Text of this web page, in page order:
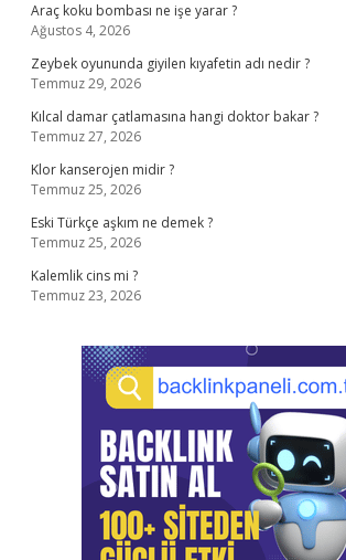
Araç koku bombası ne işe yarar ?
Ağustos 4, 2026
Zeybek oyununda giyilen kıyafetin adı nedir ?
Temmuz 29, 2026
Kılcal damar çatlamasına hangi doktor bakar ?
Temmuz 27, 2026
Klor kanserojen midir ?
Temmuz 25, 2026
Eski Türkçe aşkım ne demek ?
Temmuz 25, 2026
Kalemlik cins mi ?
Temmuz 23, 2026